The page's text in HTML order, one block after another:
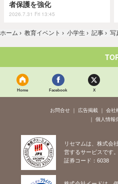
者保護を強化
2026.7.31 Fri 13:45
ホーム › 教育イベント › 小学生 › 記事 › 写
Home Facebook X
お問合せ 広告掲載 会社
個人情報
リセマムは、株式会
営するサービスです。
証券コード：6038